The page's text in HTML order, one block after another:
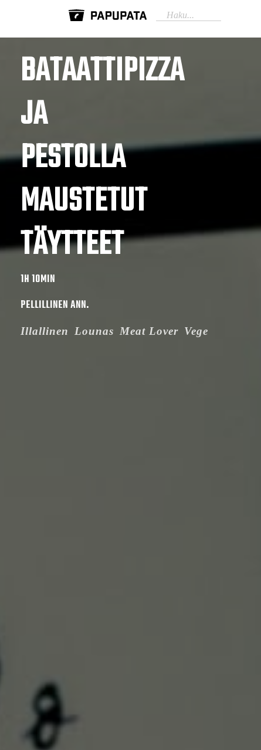
BATAATTIPIZZA
JA
PESTOLLA
MAUSTETUT
TÄYTTEET
1H 10MIN
PELLILLINEN ANN.
Illallinen Lounas Meat Lover Vege